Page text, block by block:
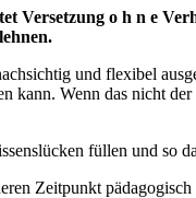
Versetzung o h n e
und flexibel
kann. Wenn das nicht
füllen und so
Zeitpunkt